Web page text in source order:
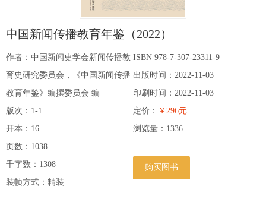
中国新闻传播教育年鉴（2022）
作者：中国新闻史学会新闻传播教
育史研究委员会，《中国新闻传播
教育年鉴》编撰委员会 编
版次：1-1
开本：16
页数：1038
千字数：1308
装帧方式：精装
ISBN 978-7-307-23311-9
出版时间：2022-11-03
印刷时间：2022-11-03
定价： ￥296元
浏览量： 1336
购买图书